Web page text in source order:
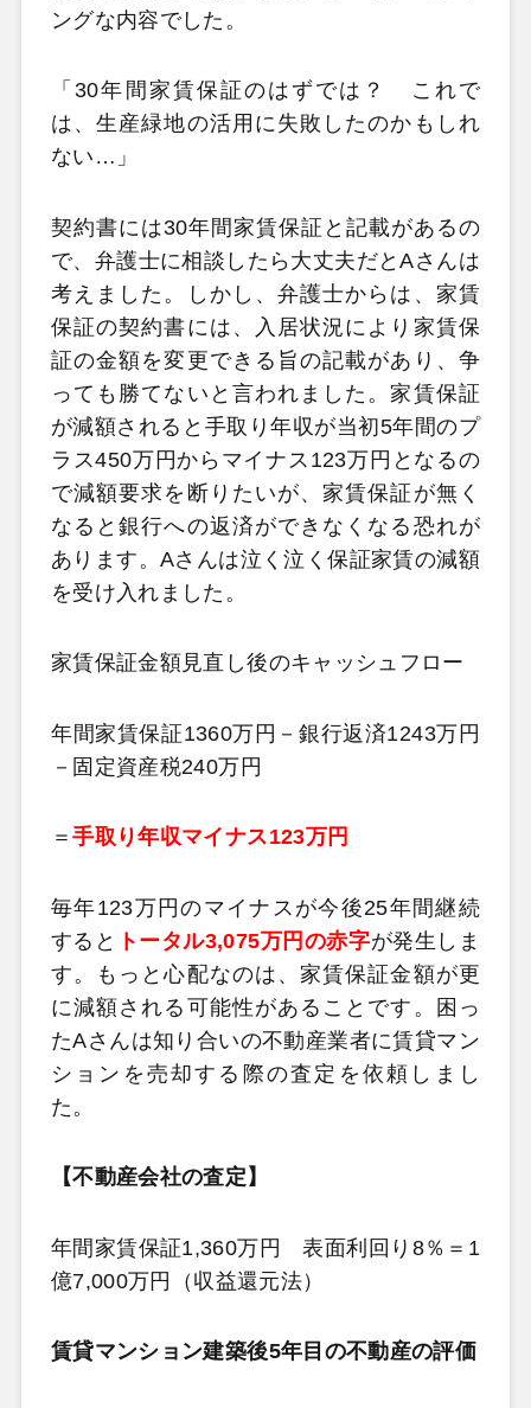
ングな内容でした。
「30年間家賃保証のはずでは？ これで
は、生産緑地の活用に失敗したのかもしれ
ない…」
契約書には30年間家賃保証と記載があるの
で、弁護士に相談したら大丈夫だとAさんは
考えました。しかし、弁護士からは、家賃
保証の契約書には、入居状況により家賃保
証の金額を変更できる旨の記載があり、争
っても勝てないと言われました。家賃保証
が減額されると手取り年収が当初5年間のプ
ラス450万円からマイナス123万円となるの
で減額要求を断りたいが、家賃保証が無く
なると銀行への返済ができなくなる恐れが
あります。Aさんは泣く泣く保証家賃の減額
を受け入れました。
家賃保証金額見直し後のキャッシュフロー
年間家賃保証1360万円－銀行返済1243万円
－固定資産税240万円
＝手取り年収マイナス123万円
毎年123万円のマイナスが今後25年間継続
すると トータル3,075万円の赤字が発生しま
す。もっと心配なのは、家賃保証金額が更
に減額される可能性があることです。困っ
たAさんは知り合いの不動産業者に賃貸マン
ションを売却する際の査定を依頼しまし
た。
【不動産会社の査定】
年間家賃保証1,360万円 表面利回り8％＝1
億7,000万円（収益還元法）
賃貸マンション建築後5年目の不動産の評価